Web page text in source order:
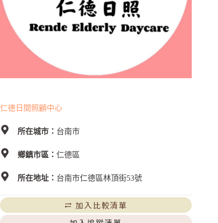
仁德日間照顧中心
所在城市： 台南市
鄉鎮市區： 仁德區
所在地址： 台南市仁德區林頂街53號
加入比較清單